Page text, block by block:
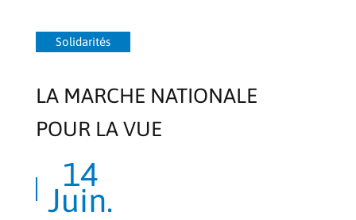
Solidarités
LA MARCHE NATIONALE
POUR LA VUE
14
Juin.